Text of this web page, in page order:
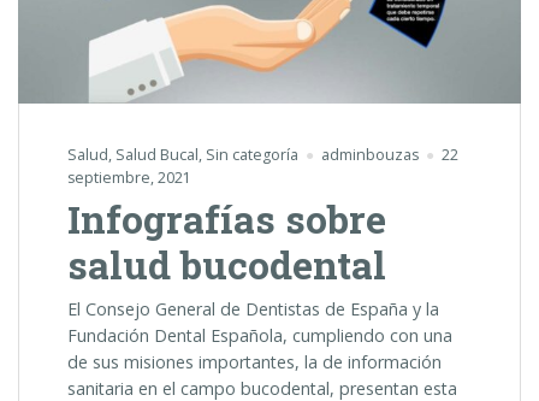
Salud, Salud Bucal, Sin categoría adminbouzas
22
septiembre, 2021
Infografías sobre
salud bucodental
El Consejo General de Dentistas de España y la
Fundación Dental Española, cumpliendo con una
de sus misiones importantes, la de información
sanitaria en el campo bucodental, presentan esta